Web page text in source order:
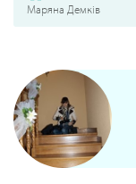
Маряна Демків